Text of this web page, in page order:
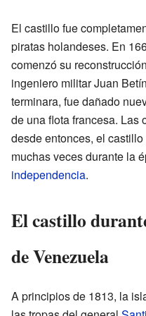
El castillo fue
piratas holandeses. En
comenzó su
ingeniero militar Juan
terminara, fue dañado
de una flota francesa. Las
desde entonces, el
muchas veces durante la
independencia.
El castillo
de Venezuela
A principios de 1813, la